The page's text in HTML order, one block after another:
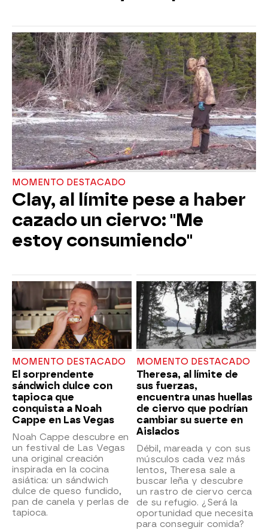
MOMENTO DESTACADO
Clay, al límite pese a haber
cazado un ciervo: "Me
estoy consumiendo"
MOMENTO DESTACADO
El sorprendente
sándwich dulce con
tapioca que
conquista a Noah
Cappe en Las Vegas
Noah Cappe descubre en
un festival de Las Vegas
una original creación
inspirada en la cocina
asiática: un sándwich
dulce de queso fundido,
pan de canela y perlas de
tapioca.
MOMENTO DESTACADO
Theresa, al límite de
sus fuerzas,
encuentra unas huellas
de ciervo que podrían
cambiar su suerte en
Aislados
Débil, mareada y con sus
músculos cada vez más
lentos, Theresa sale a
buscar leña y descubre
un rastro de ciervo cerca
de su refugio. ¿Será la
oportunidad que necesita
para conseguir comida?